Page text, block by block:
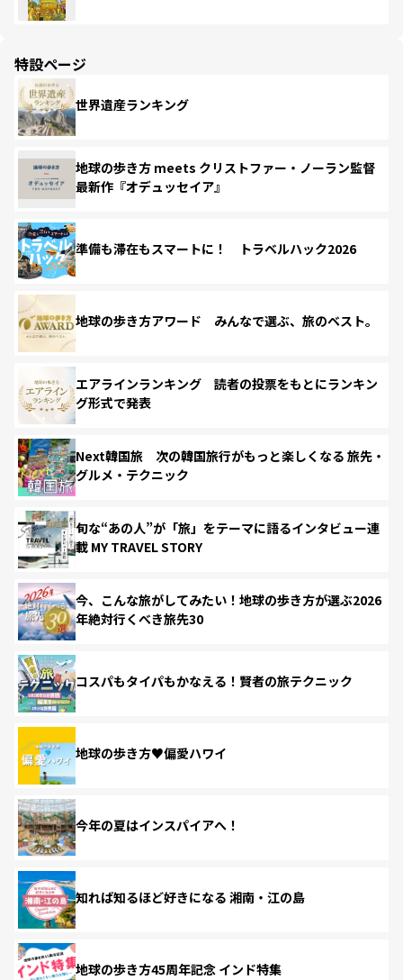
特設ページ
世界遺産ランキング
地球の歩き方 meets クリストファー・ノーラン監督
最新作『オデュッセイア』
準備も滞在もスマートに！ トラベルハック2026
地球の歩き方アワード みんなで選ぶ、旅のベスト。
エアラインランキング 読者の投票をもとにランキン
グ形式で発表
Next韓国旅 次の韓国旅行がもっと楽しくなる 旅先・
グルメ・テクニック
旬な“あの人”が「旅」をテーマに語るインタビュー連
載 MY TRAVEL STORY
今、こんな旅がしてみたい！地球の歩き方が選ぶ2026
年絶対行くべき旅先30
コスパもタイパもかなえる！賢者の旅テクニック
地球の歩き方♥偏愛ハワイ
今年の夏はインスパイアへ！
知れば知るほど好きになる 湘南・江の島
地球の歩き方45周年記念 インド特集